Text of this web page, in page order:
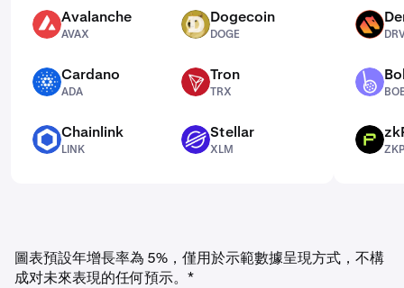
AVAX Avalanche
AVAX
DOGE Dogecoin
DOGE
ADA Cardano
ADA
TRX Tron
TRX
Chainlink
LINK
XLM Stellar
XLM
DRV
BOBA
ZKP
ZKP
圖表預設年增長率為 5%，僅用於示範數據呈現方式，不構
成对未來表現的任何預示。*